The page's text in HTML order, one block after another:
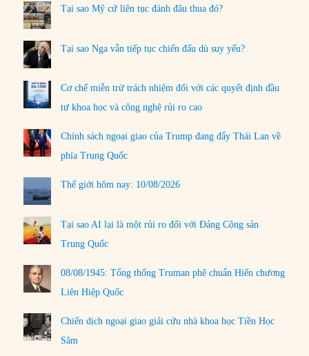
Tại sao Mỹ cứ liên tục đánh đâu thua đó?
Tại sao Nga vẫn tiếp tục chiến đấu dù suy yếu?
Cơ chế miễn trừ trách nhiệm đối với các quyết định đầu
tư khoa học và công nghệ rủi ro cao
Chính sách ngoại giao của Trump đang đẩy Thái Lan về
phía Trung Quốc
Thế giới hôm nay: 10/08/2026
Tại sao AI lại là một rủi ro đối với Đảng Cộng sản
Trung Quốc
08/08/1945: Tổng thống Truman phê chuẩn Hiến chương
Liên Hiệp Quốc
Chiến dịch ngoại giao giải cứu nhà khoa học Tiền Học
Sâm